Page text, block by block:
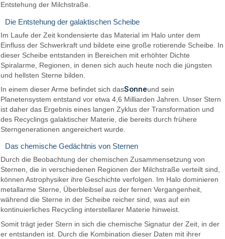
Entstehung der Milchstraße.
Die Entstehung der galaktischen Scheibe
Im Laufe der Zeit kondensierte das Material im Halo unter dem
Einfluss der Schwerkraft und bildete eine große rotierende Scheibe. In
dieser Scheibe entstanden in Bereichen mit erhöhter Dichte
Spiralarme, Regionen, in denen sich auch heute noch die jüngsten
und hellsten Sterne bilden.
In einem dieser Arme befindet sich dasSonneund sein
Planetensystem entstand vor etwa 4,6 Milliarden Jahren. Unser Stern
ist daher das Ergebnis eines langen Zyklus der Transformation und
des Recyclings galaktischer Materie, die bereits durch frühere
Sterngenerationen angereichert wurde.
Das chemische Gedächtnis von Sternen
Durch die Beobachtung der chemischen Zusammensetzung von
Sternen, die in verschiedenen Regionen der Milchstraße verteilt sind,
können Astrophysiker ihre Geschichte verfolgen. Im Halo dominieren
metallarme Sterne, Überbleibsel aus der fernen Vergangenheit,
während die Sterne in der Scheibe reicher sind, was auf ein
kontinuierliches Recycling interstellarer Materie hinweist.
Somit trägt jeder Stern in sich die chemische Signatur der Zeit, in der
er entstanden ist. Durch die Kombination dieser Daten mit ihrer